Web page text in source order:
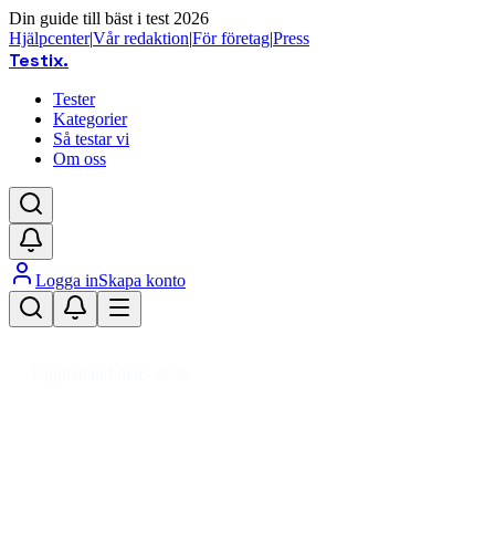
Din guide till bäst i test 2026
Hjälpcenter|Vår redaktion|För företag|Press
Testix.
Tester
Kategorier
Så testar vi
Om oss
Logga inSkapa konto